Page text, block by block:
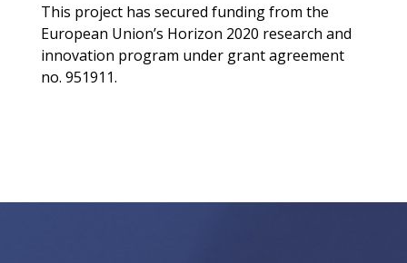
This project has secured funding from the
European Union’s Horizon 2020 research and
innovation program under grant agreement
no. 951911.